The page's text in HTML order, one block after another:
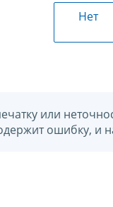
Нет
или
ошибку,